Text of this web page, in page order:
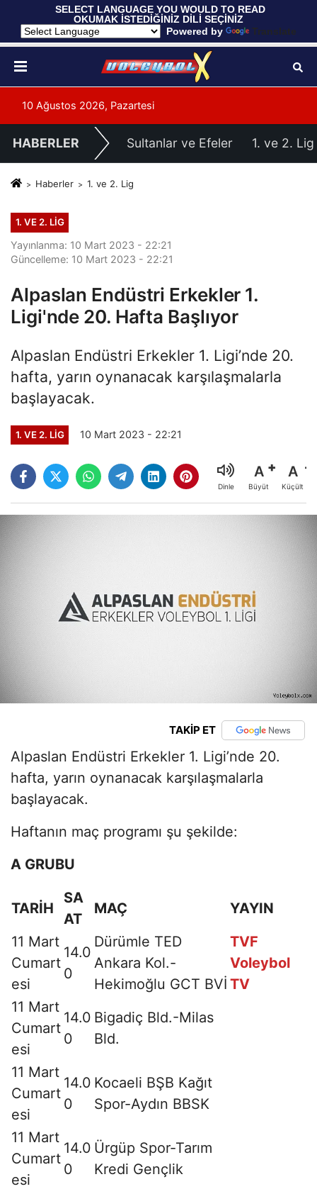
SELECT LANGUAGE YOU WOULD TO READ
OKUMAK İSTEDİĞİNİZ DİLİ SEÇİNİZ
Powered by
Translate
10 Ağustos 2026, Pazartesi
HABERLER Sultanlar ve Efeler 1. ve 2. Lig
Haberler 1. ve 2. Lig
1. VE 2. LIG
Yayınlanma: 10 Mart 2023 - 22:21
Güncelleme: 10 Mart 2023 - 22:21
Alpaslan Endüstri Erkekler 1.
Ligi'nde 20. Hafta Başlıyor
Alpaslan Endüstri Erkekler 1. Ligi’nde 20.
hafta, yarın oynanacak karşılaşmalarla
başlayacak.
1. VE 2. LIG 10 Mart 2023 - 22:21
Dinle
A
Büyüt
A
Küçült
TAKİP ET
Alpaslan Endüstri Erkekler 1. Ligi’nde 20.
hafta, yarın oynanacak karşılaşmalarla
başlayacak.
Haftanın maç programı şu şekilde:
A GRUBU
TARİH
SA
AT
MAÇ
YAYIN
11 Mart
Cumart
esi
14.0
0
Dürümle TED
Ankara Kol.-
Hekimoğlu GCT BVİ
TVF
Voleybol
TV
11 Mart
Cumart
esi
14.0
0
Bigadiç Bld.-Milas
Bld.
11 Mart
Cumart
esi
14.0
0
Kocaeli BŞB Kağıt
Spor-Aydın BBSK
11 Mart
Cumart
esi
14.0
0
Ürgüp Spor-Tarım
Kredi Gençlik